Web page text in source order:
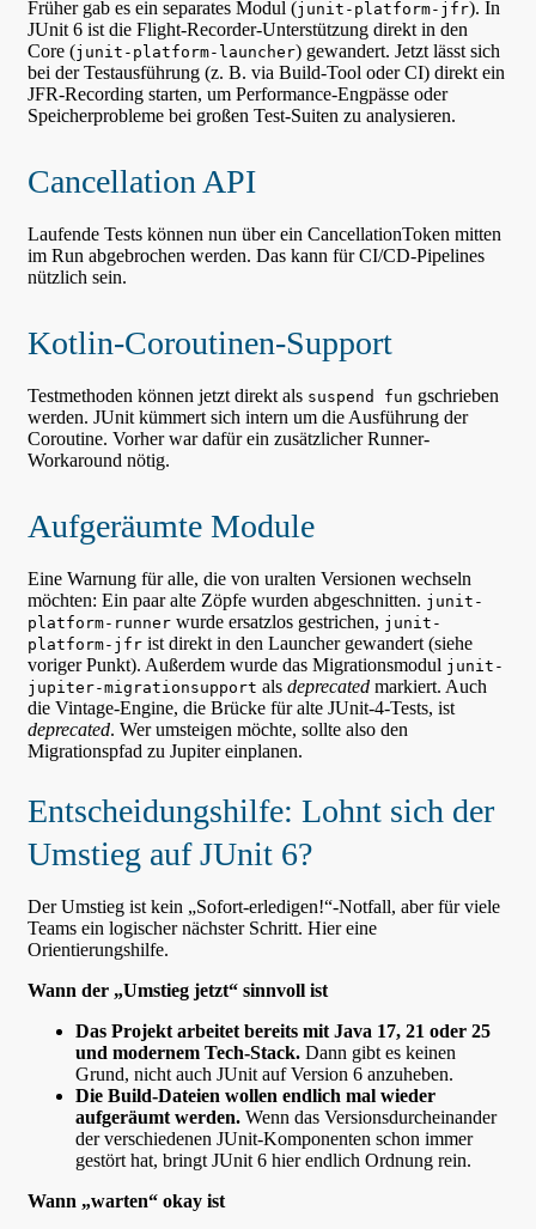
Früher gab es ein separates Modul (junit-platform-jfr). In
JUnit 6 ist die Flight-Recorder-Unterstützung direkt in den
Core (junit-platform-launcher) gewandert. Jetzt lässt sich
bei der Testausführung (z. B. via Build-Tool oder CI) direkt ein
JFR-Recording starten, um Performance-Engpässe oder
Speicherprobleme bei großen Test-Suiten zu analysieren.
Cancellation API
Laufende Tests können nun über ein CancellationToken mitten
im Run abgebrochen werden. Das kann für CI/CD-Pipelines
nützlich sein.
Kotlin-Coroutinen-Support
Testmethoden können jetzt direkt als suspend fun gschrieben
werden. JUnit kümmert sich intern um die Ausführung der
Coroutine. Vorher war dafür ein zusätzlicher Runner-
Workaround nötig.
Aufgeräumte Module
Eine Warnung für alle, die von uralten Versionen wechseln
möchten: Ein paar alte Zöpfe wurden abgeschnitten. junit-
platform-runner wurde ersatzlos gestrichen, junit-
platform-jfr ist direkt in den Launcher gewandert (siehe
voriger Punkt). Außerdem wurde das Migrationsmodul junit-
jupiter-migrationsupport als deprecated markiert. Auch
die Vintage-Engine, die Brücke für alte JUnit-4-Tests, ist
deprecated. Wer umsteigen möchte, sollte also den
Migrationspfad zu Jupiter einplanen.
Entscheidungshilfe: Lohnt sich der
Umstieg auf JUnit 6?
Der Umstieg ist kein „Sofort-erledigen!“-Notfall, aber für viele
Teams ein logischer nächster Schritt. Hier eine
Orientierungshilfe.
Wann der „Umstieg jetzt“ sinnvoll ist
Das Projekt arbeitet bereits mit Java 17, 21 oder 25
und modernem Tech-Stack. Dann gibt es keinen
Grund, nicht auch JUnit auf Version 6 anzuheben.
Die Build-Dateien wollen endlich mal wieder
aufgeräumt werden. Wenn das Versionsdurcheinander
der verschiedenen JUnit-Komponenten schon immer
gestört hat, bringt JUnit 6 hier endlich Ordnung rein.
Wann „warten“ okay ist